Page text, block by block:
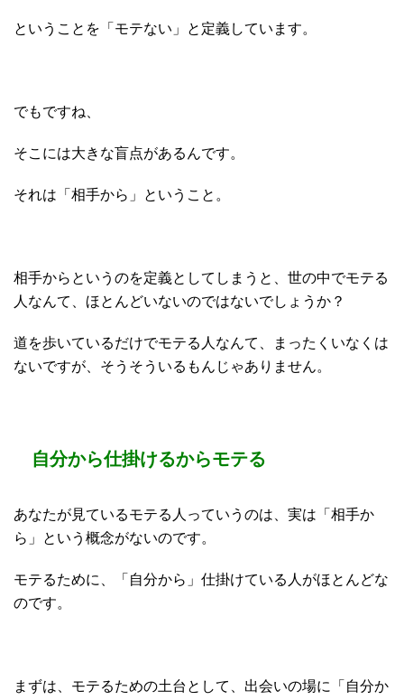
ということを「モテない」と定義しています。
でもですね、
そこには大きな盲点があるんです。
それは「相手から」ということ。
相手からというのを定義としてしまうと、世の中でモテる
人なんて、ほとんどいないのではないでしょうか？
道を歩いているだけでモテる人なんて、まったくいなくは
ないですが、そうそういるもんじゃありません。
自分から仕掛けるからモテる
あなたが見ているモテる人っていうのは、実は「相手か
ら」という概念がないのです。
モテるために、「自分から」仕掛けている人がほとんどな
のです。
まずは、モテるための土台として、出会いの場に「自分か